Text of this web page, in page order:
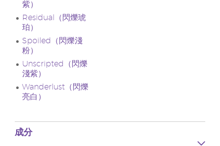
紫）
Residual（閃爍琥
珀）
Spoiled（閃爍淺
粉）
Unscripted（閃爍
淺紫）
Wanderlust（閃爍
亮白）
成分